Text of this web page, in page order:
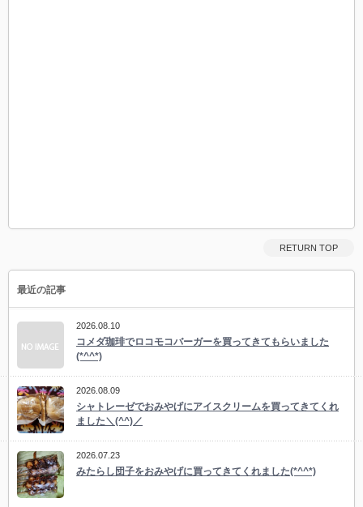
RETURN TOP
最近の記事
2026.08.10
コメダ珈琲でロコモコバーガーを買ってきてもらいました
(*^^*)
2026.08.09
シャトレーゼでおみやげにアイスクリームを買ってきてくれ
ました＼(^^)／
2026.07.23
みたらし団子をおみやげに買ってきてくれました(*^^*)